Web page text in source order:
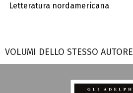
Letteratura nordamericana
VOLUMI DELLO STESSO AUTORE